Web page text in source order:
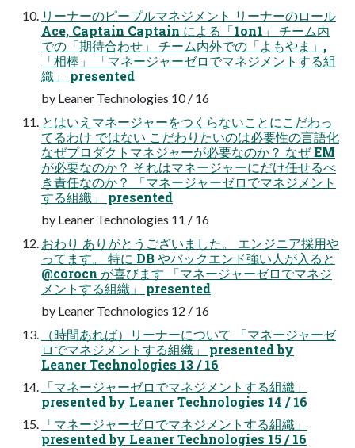
リーナーのピープルマネジメント リーナーのロール
Ace, Captain Captain による「1on1」 チーム内
での「期待合わせ」 チーム内外での「よもやま」,
「相棒」 「マネージャーゼロでマネジメントする組
織」 presented
by Leaner Technologies 10 / 16
とはいえマネージャーをつくらないことにこだわっ
てるわけ ではない こだわりたいのは必要性の言語化
なぜプロダクトマネジャーが必要なのか？ なぜ EM
が必要なのか？ それはマネージャーにだけ任せるべ
き責任なのか？ 「マネージャーゼロでマネジメント
する組織」 presented
by Leaner Technologies 11 / 16
おわり ありがとうございました。 エンジニア採用や
ってます。 特に DB やバックエンド強い人が入ると
@corocn が喜びます 「マネージャーゼロでマネジ
メントする組織」 presented
by Leaner Technologies 12 / 16
（時間あれば）リーナーについて 「マネージャーゼ
ロでマネジメントする組織」 presented by
Leaner Technologies 13 / 16
「マネージャーゼロでマネジメントする組織」
presented by Leaner Technologies 14 / 16
「マネージャーゼロでマネジメントする組織」
presented by Leaner Technologies 15 / 16